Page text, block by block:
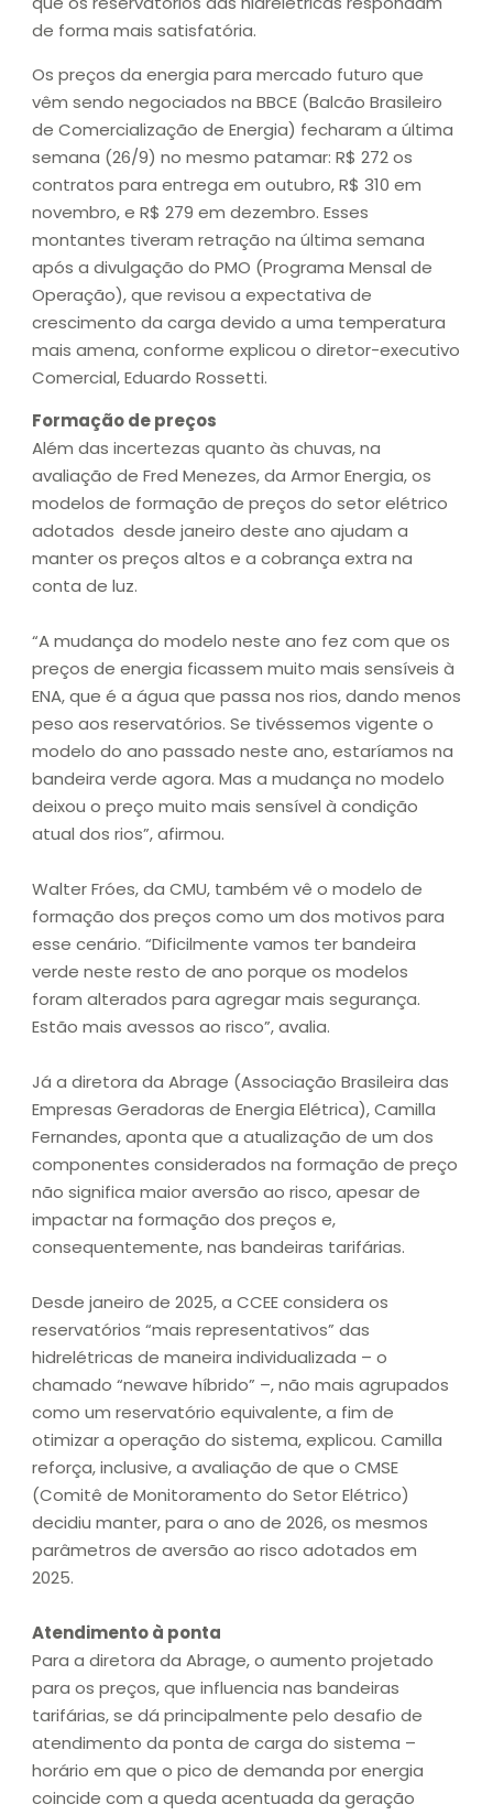
de forma mais satisfatória.
Os preços da energia para mercado futuro que
vêm sendo negociados na BBCE (Balcão Brasileiro
de Comercialização de Energia) fecharam a última
semana (26/9) no mesmo patamar: R$ 272 os
contratos para entrega em outubro, R$ 310 em
novembro, e R$ 279 em dezembro. Esses
montantes tiveram retração na última semana
após a divulgação do PMO (Programa Mensal de
Operação), que revisou a expectativa de
crescimento da carga devido a uma temperatura
mais amena, conforme explicou o diretor-executivo
Comercial, Eduardo Rossetti.
Formação de preços
Além das incertezas quanto às chuvas, na
avaliação de Fred Menezes, da Armor Energia, os
modelos de formação de preços do setor elétrico
adotados desde janeiro deste ano ajudam a
manter os preços altos e a cobrança extra na
conta de luz.
“A mudança do modelo neste ano fez com que os
preços de energia ficassem muito mais sensíveis à
ENA, que é a água que passa nos rios, dando menos
peso aos reservatórios. Se tivéssemos vigente o
modelo do ano passado neste ano, estaríamos na
bandeira verde agora. Mas a mudança no modelo
deixou o preço muito mais sensível à condição
atual dos rios”, afirmou.
Walter Fróes, da CMU, também vê o modelo de
formação dos preços como um dos motivos para
esse cenário. “Dificilmente vamos ter bandeira
verde neste resto de ano porque os modelos
foram alterados para agregar mais segurança.
Estão mais avessos ao risco”, avalia.
Já a diretora da Abrage (Associação Brasileira das
Empresas Geradoras de Energia Elétrica), Camilla
Fernandes, aponta que a atualização de um dos
componentes considerados na formação de preço
não significa maior aversão ao risco, apesar de
impactar na formação dos preços e,
consequentemente, nas bandeiras tarifárias.
Desde janeiro de 2025, a CCEE considera os
reservatórios “mais representativos” das
hidrelétricas de maneira individualizada – o
chamado “newave híbrido” –, não mais agrupados
como um reservatório equivalente, a fim de
otimizar a operação do sistema, explicou. Camilla
reforça, inclusive, a avaliação de que o CMSE
(Comitê de Monitoramento do Setor Elétrico)
decidiu manter, para o ano de 2026, os mesmos
parâmetros de aversão ao risco adotados em
2025.
Atendimento à ponta
Para a diretora da Abrage, o aumento projetado
para os preços, que influencia nas bandeiras
tarifárias, se dá principalmente pelo desafio de
atendimento da ponta de carga do sistema –
horário em que o pico de demanda por energia
coincide com a queda acentuada da geração